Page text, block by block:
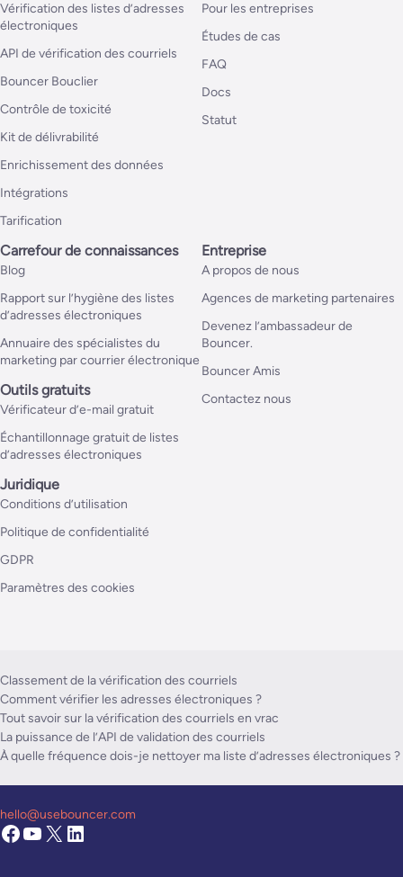
Vérification des listes d’adresses
électroniques
API de vérification des courriels
Bouncer Bouclier
Contrôle de toxicité
Kit de délivrabilité
Enrichissement des données
Intégrations
Tarification
Pour les entreprises
Études de cas
FAQ
Docs
Statut
Carrefour de connaissances
Blog
Rapport sur l’hygiène des listes
d’adresses électroniques
Annuaire des spécialistes du
marketing par courrier électronique
Outils gratuits
Vérificateur d’e-mail gratuit
Échantillonnage gratuit de listes
d’adresses électroniques
Entreprise
A propos de nous
Agences de marketing partenaires
Devenez l’ambassadeur de
Bouncer.
Bouncer Amis
Contactez nous
Juridique
Conditions d’utilisation
Politique de confidentialité
GDPR
Paramètres des cookies
Classement de la vérification des courriels
Comment vérifier les adresses électroniques ?
Tout savoir sur la vérification des courriels en vrac
La puissance de l’API de validation des courriels
À quelle fréquence dois-je nettoyer ma liste d’adresses électroniques ?
hello@usebouncer.com